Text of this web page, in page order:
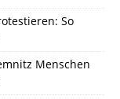
So
Menschen